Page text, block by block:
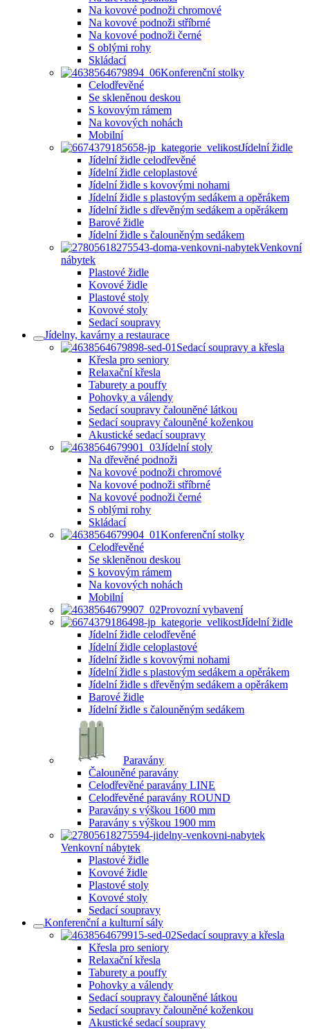
Na kovové podnoži chromové
Na kovové podnoži stříbrné
Na kovové podnoži černé
S oblými rohy
Skládací
Konferenční stolky
Celodřevěné
Se skleněnou deskou
S kovovým rámem
Na kovových nohách
Mobilní
Jídelní židle
Jídelní židle celodřevěné
Jídelní židle celoplastové
Jídelní židle s kovovými nohami
Jídelní židle s plastovým sedákem a opěrákem
Jídelní židle s dřevěným sedákem a opěrákem
Barové židle
Jídelní židle s čalouněným sedákem
Venkovní
nábytek
Plastové židle
Kovové židle
Plastové stoly
Kovové stoly
Sedací soupravy
Jídelny, kavárny a restaurace
Sedací soupravy a křesla
Křesla pro seniory
Relaxační křesla
Taburety a pouffy
Pohovky a válendy
Sedací soupravy čalouněné látkou
Sedací soupravy čalouněné koženkou
Akustické sedací soupravy
Jídelní stoly
Na dřevěné podnoži
Na kovové podnoži chromové
Na kovové podnoži stříbrné
Na kovové podnoži černé
S oblými rohy
Skládací
Konferenční stolky
Celodřevěné
Se skleněnou deskou
S kovovým rámem
Na kovových nohách
Mobilní
Provozní vybavení
Jídelní židle
Jídelní židle celodřevěné
Jídelní židle celoplastové
Jídelní židle s kovovými nohami
Jídelní židle s plastovým sedákem a opěrákem
Jídelní židle s dřevěným sedákem a opěrákem
Barové židle
Jídelní židle s čalouněným sedákem
Paravány
Čalouněné paravány
Celodřevěné paravány LINE
Celodřevěné paravány ROUND
Paravány s výškou 1600 mm
Paravány s výškou 1900 mm
Venkovní nábytek
Plastové židle
Kovové židle
Plastové stoly
Kovové stoly
Sedací soupravy
Konferenční a kulturní sály
Sedací soupravy a křesla
Křesla pro seniory
Relaxační křesla
Taburety a pouffy
Pohovky a válendy
Sedací soupravy čalouněné látkou
Sedací soupravy čalouněné koženkou
Akustické sedací soupravy